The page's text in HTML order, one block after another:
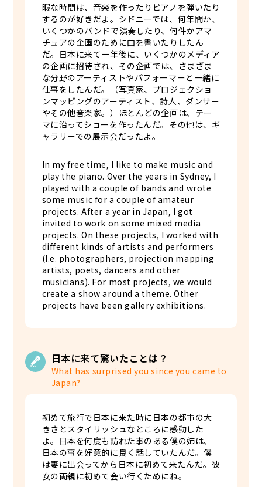
暇な時間は、音楽を作ったりピアノを弾いたり
するのが好きだよ。シドニーでは、何年間か、
いくつかのバンドで演奏したり、何件かアマ
チュアの企画のために曲を書いたりしたん
だ。日本に来て一年後に、いくつかのメディア
の企画に招待され、その企画では、さまざま
な分野のアーティストやパフォーマーと一緒に
仕事をしたんだ。（写真家、プロジェクショ
ンマッピングのアーティスト、詩人、ダンサー
やその他音楽家。）ほとんどの企画は、テー
マに沿ってショーを作ったんだ。その他は、ギ
ャラリーでの展示会だったよ。
In my free time, I like to make music and
play the piano. Over the years in Sydney, I
played with a couple of bands and wrote
some music for a couple of amateur
projects. After a year in Japan, I got
invited to work on some mixed media
projects. On these projects, I worked with
different kinds of artists and performers
(I.e. photographers, projection mapping
artists, poets, dancers and other
musicians). For most projects, we would
create a show around a theme. Other
projects have been gallery exhibitions.
日本に来て驚いたことは？
What has surprised you since you came to
Japan?
初めて旅行で日本に来た時に日本の都市の大
きさとスタイリッシュなところに感動した
よ。日本を何度も訪れた事のある僕の姉は、
日本の事を好意的に良く話していたんだ。僕
は妻に出会ってから日本に初めて来たんだ。彼
女の両親に初めて会い行くためにね。